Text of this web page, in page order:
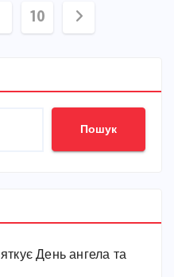
10
Пошук
День ангела та